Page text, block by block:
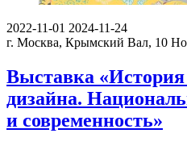
2022-11-01 2024-11-24
г. Москва, Крымский Вал, 10
Выставка «История
дизайна.
и современность»